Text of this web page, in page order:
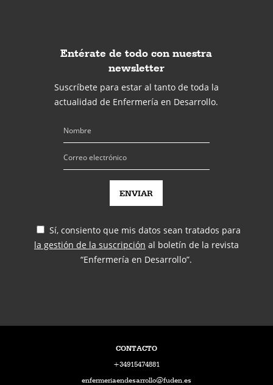
Entérate de todo con nuestra
newsletter
Suscríbete para estar al tanto de toda la
actualidad de Enfermería en Desarrollo.
Sí, consiento que mis datos sean tratados para
la gestión de la suscripción al boletín de la revista
“Enfermería en Desarrollo”.
CONTACTO
+34915474881
enfermeriaendesarrollo@fuden.es